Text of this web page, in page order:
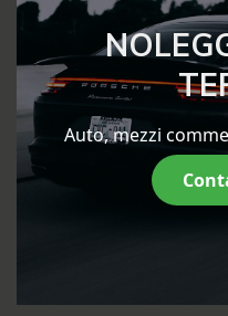
Auto, mezzi